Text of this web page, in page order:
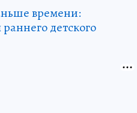
времени:
детского